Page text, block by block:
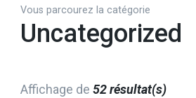
Vous parcourez la catégorie
Uncategorized
Affichage de 52 résultat(s)